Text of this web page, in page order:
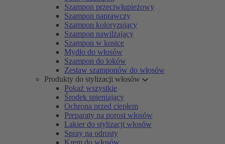
Szampon przeciwłupieżowy
Szampon naprawczy
Szampon koloryzujący
Szampon nawilżający
Szampon w kostce
Mydło do włosów
Szampon do loków
Zestaw szamponów do włosów
Produkty do stylizacji włosów
Pokaż wszystkie
Środek spieniający
Ochrona przed ciepłem
Preparaty na porost włosów
Lakier do stylizacji włosów
Spray na odrosty
Krem do włosów